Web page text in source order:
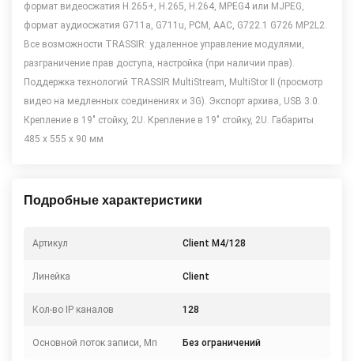
формат видеосжатия Н.265+, Н.265, Н.264, MPEG4 или MJPEG,
формат аудиосжатия G711a, G711u, PCM, AAC, G722.1 G726 MP2L2.
Все возможности TRASSIR: удаленное управление модулями,
разграничение прав доступа, настройка (при наличии прав).
Поддержка технологий TRASSIR MultiStream, MultiStor II (просмотр
видео на медленных соединениях и 3G). Экспорт архива, USB 3.0.
Крепление в 19" стойку, 2U. Крепление в 19" стойку, 2U. Габариты
485 х 555 х 90 мм
Подробные характеристики
Артикул Client M4/128
Линейка Client
Кол-во IP каналов 128
Основной поток записи, Мп Без ограничений